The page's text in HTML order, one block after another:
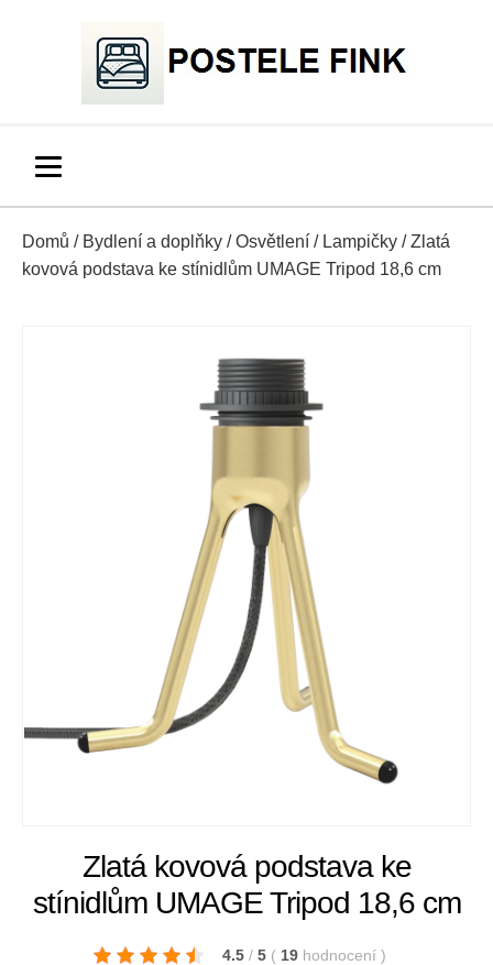
Domů / Bydlení a doplňky /Osvětlení / Lampičky / Zlatá
kovová podstava ke stínidlům UMAGE Tripod 18,6 cm
Zlatá kovová podstava ke
stínidlům UMAGE Tripod 18,6 cm
4.5 / 5 ( 19 hodnocení )